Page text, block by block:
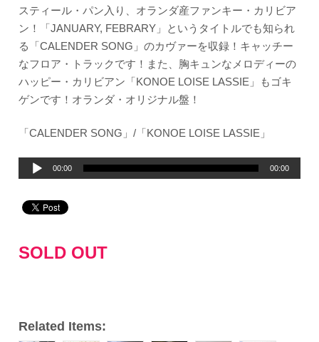
スティール・パン入り、オランダ産ファンキー・カリビア
ン！「JANUARY, FEBRARY」というタイトルでも知られ
る「CALENDER SONG」のカヴァーを収録！キャッチー
なフロア・トラックです！また、胸キュンなメロディーの
ハッピー・カリビアン「KONOE LOISE LASSIE」もゴキ
ゲンです！オランダ・オリジナル盤！
「CALENDER SONG」/「KONOE LOISE LASSIE」
プ
ヤ
00:00 00:00
SOLD OUT
Related Items: